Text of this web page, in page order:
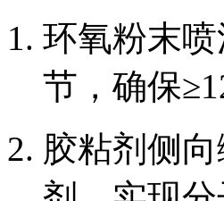
环氧粉末
节，确保
胶粘剂侧